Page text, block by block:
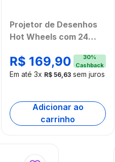
Projetor de Desenhos
Hot Wheels com 24
BR2087
R$ 169,90 30%
Cashback
Em até3x R$ 56,63 sem juros
Adicionar ao
carrinho